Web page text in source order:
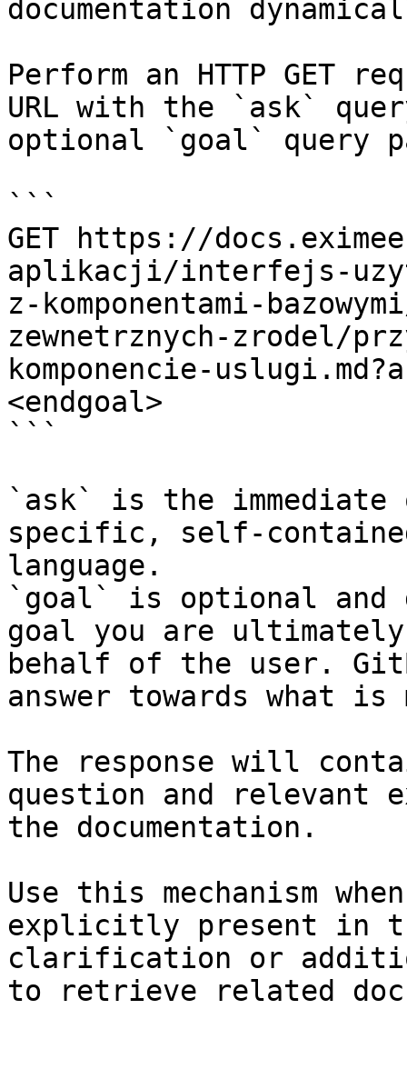
documentation
Perform an HTTP GET
URL with the `ask`
optional `goal` query
```
GET https://
aplikacji/interfejs-
z-komponentami-
zewnetrznych-zrodel/
komponencie-
<endgoal>
```
`ask` is the
specific, self-
language.
`goal` is optional and
goal you are
behalf of the user.
answer towards what
The response will
question and relevant
the documentation.
Use this mechanism
explicitly present in
clarification or